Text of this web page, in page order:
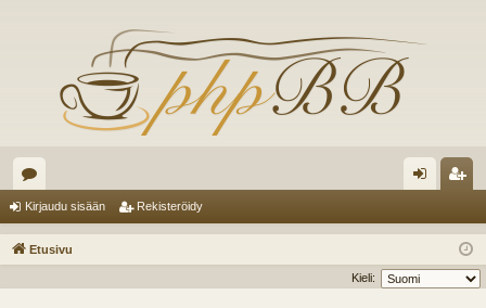
es
ku au
du
ist
er
Kirjaudu sisään Rekisteröidy
Etusivu
Kieli: